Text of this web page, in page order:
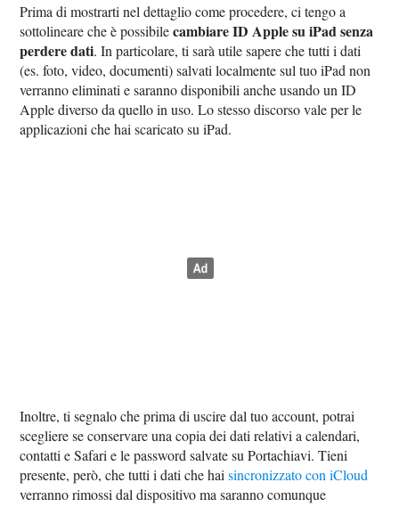
Prima di mostrarti nel dettaglio come procedere, ci tengo a
sottolineare che è possibilecambiare ID Apple su iPad senza
perdere dati. In particolare, ti sarà utile sapere che tutti i dati
(es. foto, video, documenti) salvati localmente sul tuo iPad non
verranno eliminati e saranno disponibili anche usando un ID
Apple diverso da quello in uso. Lo stesso discorso vale per le
applicazioni che hai scaricato su iPad.
Inoltre, ti segnalo che prima di uscire dal tuo account, potrai
scegliere se conservare una copia dei dati relativi a calendari,
contatti e Safari e le password salvate su Portachiavi. Tieni
presente, però, che tutti i dati che haisincronizzato con iCloud
verranno rimossi dal dispositivo ma saranno comunque